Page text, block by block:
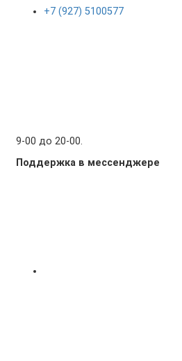
+7 (927) 5100577
9-00 до 20-00.
Поддержка в мессенджере